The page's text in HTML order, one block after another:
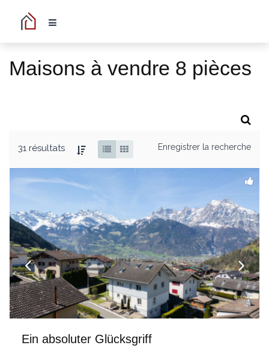
Maisons à vendre 8 pièces
31 résultats Enregistrer la recherche
Ein absoluter Glücksgriff